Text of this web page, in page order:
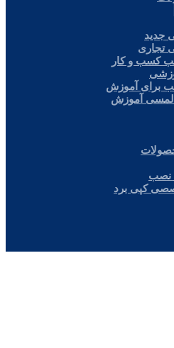
جدید
تجاری
کسب و کار
برای آموزش
لمسی آموزش
نصب
کپی برد